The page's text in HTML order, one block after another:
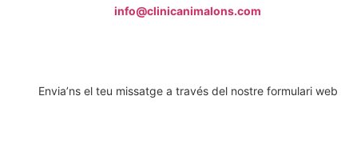
info@clinicanimalons.com
Envia’ns el teu missatge a través del nostre formulari web